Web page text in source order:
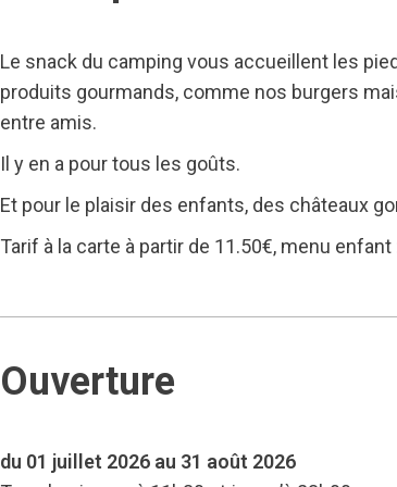
Le snack du camping vous accueillent les
produits gourmands, comme nos burgers
entre amis.
Il y en a pour tous les goûts.
Et pour le plaisir des enfants, des châteaux
Tarif à la carte à partir de 11.50€, menu enfant
Ouverture
du 01 juillet 2026 au 31 août 2026